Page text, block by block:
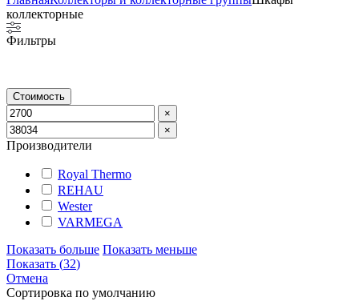
коллекторные
Фильтры
Стоимость
×
×
Производители
Royal Thermo
REHAU
Wester
VARMEGA
Показать больше Показать меньше
Показать (32)
Отмена
Сортировка по умолчанию